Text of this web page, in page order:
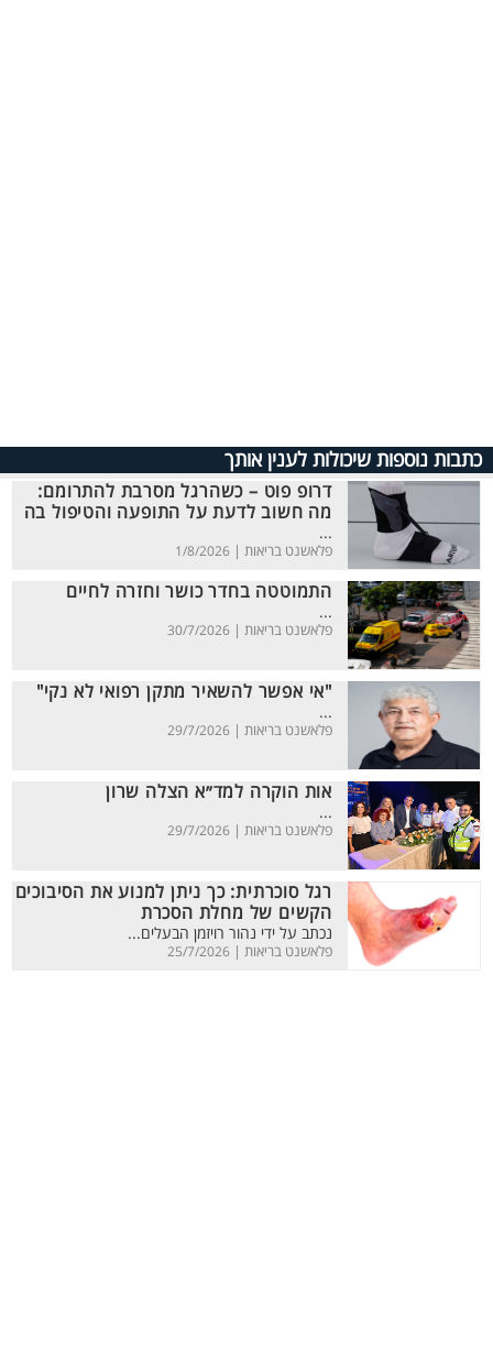
כתבות נוספות שיכולות לענין אותך
דרופ פוט – כשהרגל מסרבת להתרומם:
מה חשוב לדעת על התופעה והטיפול בה
...
פלאשנט בריאות | 1/8/2026
התמוטטה בחדר כושר וחזרה לחיים
...
פלאשנט בריאות | 30/7/2026
"אי אפשר להשאיר מתקן רפואי לא נקי"
...
פלאשנט בריאות | 29/7/2026
אות הוקרה למד״א הצלה שרון
...
פלאשנט בריאות | 29/7/2026
רגל סוכרתית: כך ניתן למנוע את הסיבוכים
הקשים של מחלת הסכרת
נכתב על ידי נהור רויזמן הבעלים...
פלאשנט בריאות | 25/7/2026